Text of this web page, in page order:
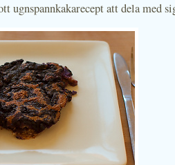
ugnspannkakarecept att dela med